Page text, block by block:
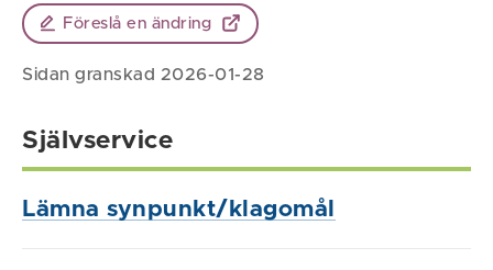
Föreslå en ändring
Sidan granskad 2026-01-28
Självservice
Lämna synpunkt/klagomål